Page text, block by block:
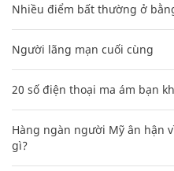
Nhiều điểm bất thường ở
Người lãng mạn cuối cùng
20 số điện thoại ma ám bạn
Hàng ngàn người Mỹ ân hận
gì?